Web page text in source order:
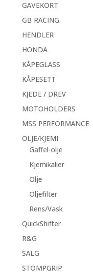
GAVEKORT
GB RACING
HENDLER
HONDA
KÅPEGLASS
KÅPESETT
KJEDE / DREV
MOTOHOLDERS
MSS PERFORMANCE
OLJE/KJEMI
Gaffel-olje
Kjemikalier
Olje
Oljefilter
Rens/Vask
QuickShifter
R&G
SALG
STOMPGRIP